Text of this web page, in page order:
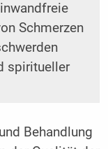
Schmerzen
spiritueller
Behandlung